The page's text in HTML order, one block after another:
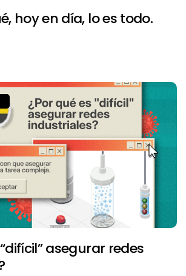
hoy en día, lo es todo.
asegurar redes